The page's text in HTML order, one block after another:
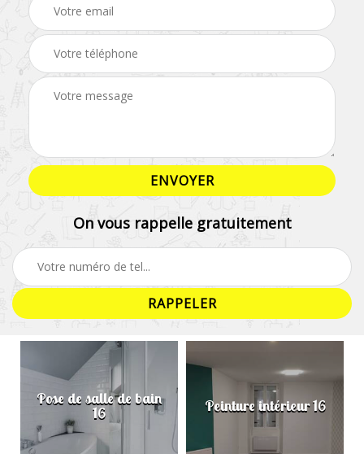
On vous rappelle gratuitement
Pose de salle de bain
16 Peinture intérieur 16